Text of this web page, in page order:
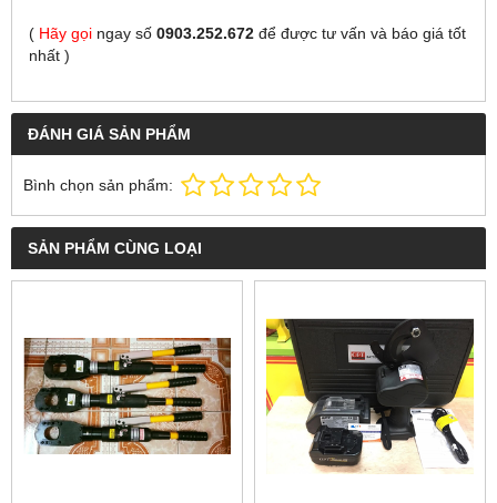
( Hãy gọi ngay số 0903.252.672 để được tư vấn và báo giá tốt
nhất )
ĐÁNH GIÁ SẢN PHẨM
Bình chọn sản phẩm:
SẢN PHẨM CÙNG LOẠI